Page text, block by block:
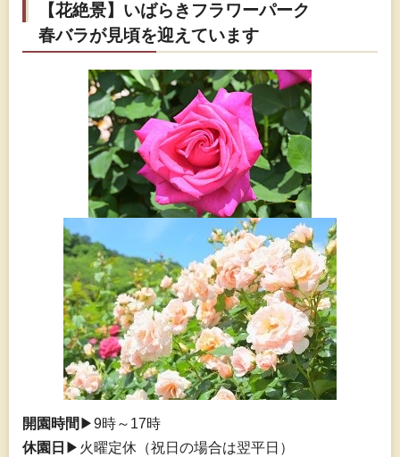
【花絶景】いばらきフラワーパーク
春バラが見頃を迎えています
開園時間 ▶9時～17時
休園日 ▶火曜定休（祝日の場合は翌平日）